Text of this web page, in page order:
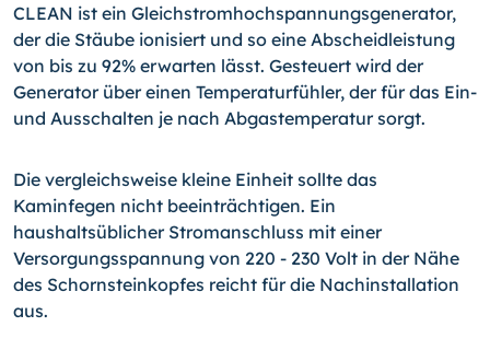
CLEAN ist ein Gleichstromhochspannungsgenerator,
der die Stäube ionisiert und so eine Abscheidleistung
von bis zu 92% erwarten lässt. Gesteuert wird der
Generator über einen Temperaturfühler, der für das Ein-
und Ausschalten je nach Abgastemperatur sorgt.
Die vergleichsweise kleine Einheit sollte das
Kaminfegen nicht beeinträchtigen. Ein
haushaltsüblicher Stromanschluss mit einer
Versorgungsspannung von 220 - 230 Volt in der Nähe
des Schornsteinkopfes reicht für die Nachinstallation
aus.